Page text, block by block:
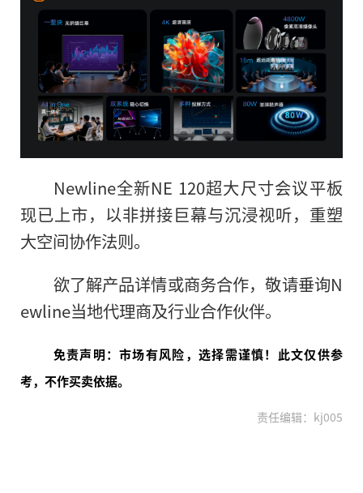
Newline全新NE 120超大尺寸会议平板
现已上市，以非拼接巨幕与沉浸视听，重塑
大空间协作法则。
欲了解产品详情或商务合作，敬请垂询N
ewline当地代理商及行业合作伙伴。
免责声明：市场有风险，选择需谨慎！此文仅供参
考，不作买卖依据。
责任编辑：kj005